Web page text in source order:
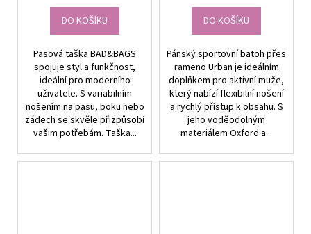
DO KOŠÍKU
Pasová taška BAD&BAGS
spojuje styl a funkčnost,
ideální pro moderního
uživatele. S variabilním
nošením na pasu, boku nebo
zádech se skvěle přizpůsobí
vašim potřebám. Taška...
DO KOŠÍKU
Pánský sportovní batoh přes
rameno Urban je ideálním
doplňkem pro aktivní muže,
který nabízí flexibilní nošení
a rychlý přístup k obsahu. S
jeho voděodolným
materiálem Oxford a...